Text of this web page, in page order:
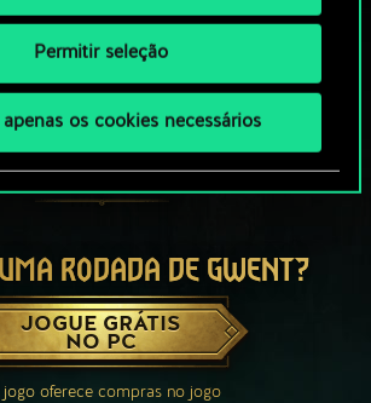
Permitir seleção
os cookies necessários
RODADA DE GWENT?
JOGUE GRÁTIS
NO PC
jogo oferece compras no jogo